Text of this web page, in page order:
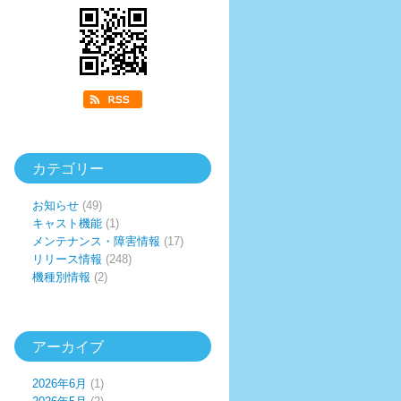
カテゴリー
お知らせ (49)
キャスト機能 (1)
メンテナンス・障害情報 (17)
リリース情報 (248)
機種別情報 (2)
アーカイブ
2026年6月 (1)